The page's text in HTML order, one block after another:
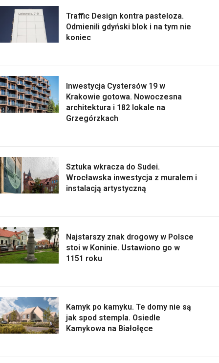
Traffic Design kontra pasteloza.
Odmienili gdyński blok i na tym nie
koniec
Inwestycja Cystersów 19 w
Krakowie gotowa. Nowoczesna
architektura i 182 lokale na
Grzegórzkach
Sztuka wkracza do Sudei.
Wrocławska inwestycja z muralem i
instalacją artystyczną
Najstarszy znak drogowy w Polsce
stoi w Koninie. Ustawiono go w
1151 roku
Kamyk po kamyku. Te domy nie są
jak spod stempla. Osiedle
Kamykowa na Białołęce